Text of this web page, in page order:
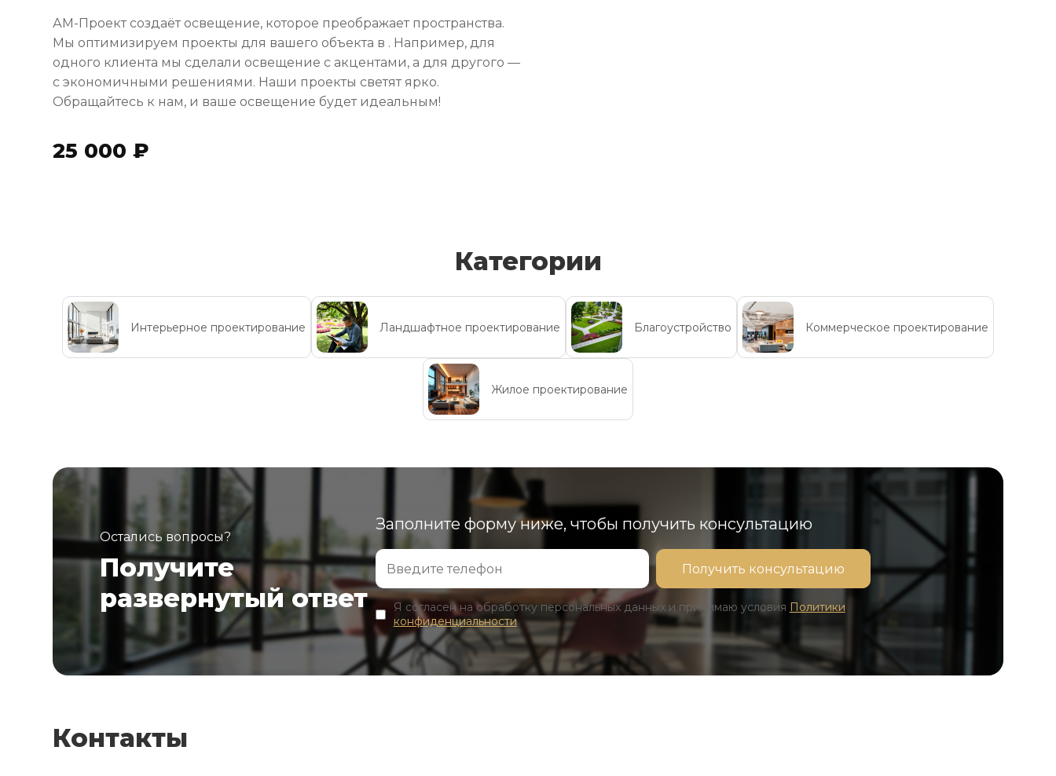
АМ-Проект создаёт освещение, которое преображает пространства.
Мы оптимизируем проекты для вашего объекта в . Например, для
одного клиента мы сделали освещение с акцентами, а для другого —
с экономичными решениями. Наши проекты светят ярко.
Обращайтесь к нам, и ваше освещение будет идеальным!
25 000 ₽
Категории
Интерьерное проектирование Ландшафтное проектирование Благоустройство Коммерческое проектирование
Жилое проектирование
Остались вопросы?
Получите
развернутый ответ
Заполните форму ниже, чтобы получить консультацию
Я согласен на обработку персональных данных и принимаю условия Политики
конфиденциальности
Контакты